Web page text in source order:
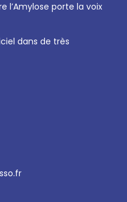
l’Amylose porte la voix
dans de très